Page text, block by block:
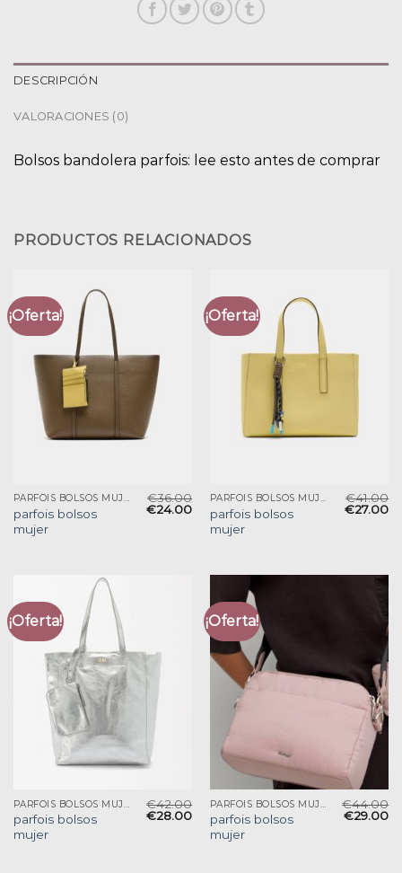
DESCRIPCIÓN
VALORACIONES (0)
Bolsos bandolera parfois: lee esto antes de comprar
PRODUCTOS RELACIONADOS
¡Oferta!
PARFOIS BOLSOS MUJER
parfois bolsos
mujer
€36.00
€24.00
¡Oferta!
PARFOIS BOLSOS MUJER
parfois bolsos
mujer
€41.00
€27.00
¡Oferta!
PARFOIS BOLSOS MUJER
parfois bolsos
mujer
€42.00
€28.00
¡Oferta!
PARFOIS BOLSOS MUJER
parfois bolsos
mujer
€44.00
€29.00